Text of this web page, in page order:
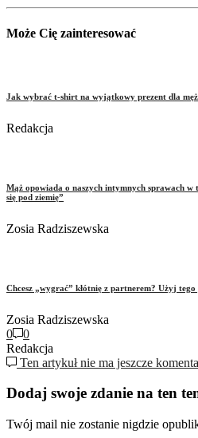
Może Cię zainteresować
Jak wybrać t-shirt na wyjątkowy prezent dla
Redakcja
Mąż opowiada o naszych intymnych sprawach w
się pod ziemię”
Zosia Radziszewska
Chcesz „wygrać” kłótnię z partnerem? Użyj tego
Zosia Radziszewska
0
0
Redakcja
Ten artykuł nie ma jeszcze
Dodaj swoje zdanie na ten
Twój mail nie zostanie nigdzie